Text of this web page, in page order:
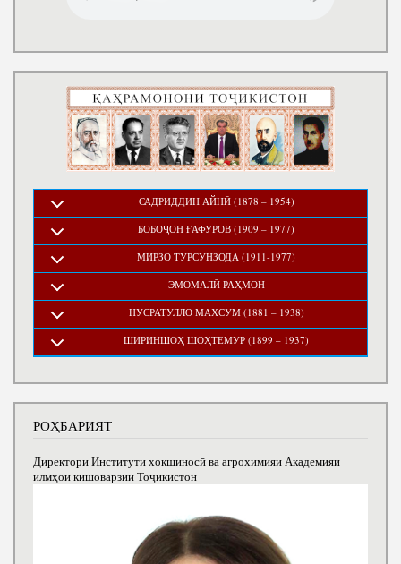
САДРИДДИН АЙНӢ (1878 – 1954)
БОБОҶОН ҒАФУРОВ (1909 – 1977)
МИРЗО ТУРСУНЗОДА (1911-1977)
ЭМОМАЛӢ РАҲМОН
НУСРАТУЛЛО МАХСУМ (1881 – 1938)
ШИРИНШОҲ ШОҲТЕМУР (1899 – 1937)
РОҲБАРИЯТ
Директори Институти хокшиносӣ ва агрохимияи Академияи
илмҳои кишоварзии Тоҷикистон